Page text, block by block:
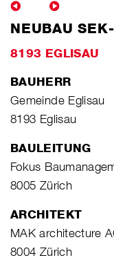
NEUBAU
8193 EGLISAU
BAUHERR
Gemeinde Eglisau
8193 Eglisau
BAULEITUNG
Fokus
8005 Zürich
ARCHITEKT
MAK architecture
8004 Zürich